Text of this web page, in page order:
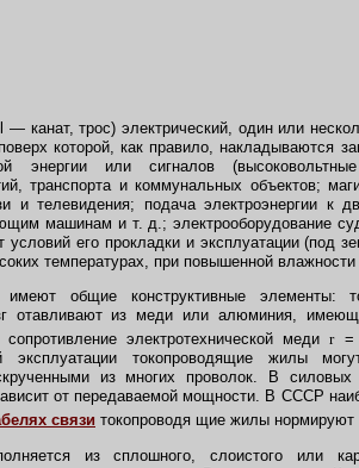
— канат, трос) электрический, один или
которой, как правило, накладываются
энергии или сигналов
транспорта и коммунальных объектов;
и телевидения; подача электроэнергии
машинам и т. д.; электрооборудование
условий его прокладки и эксплуатации (под
температурах, при повышенной влажности
общие конструктивные элементы:
отавливают из меди или алюминия,
сопротивление электротехнической медиr=
эксплуатации токопроводящие жилы
из многих проволок. В
от передаваемой мощности. В СССР
связи токопроводя щие жилы нормируют
из сплошного, слоистого или